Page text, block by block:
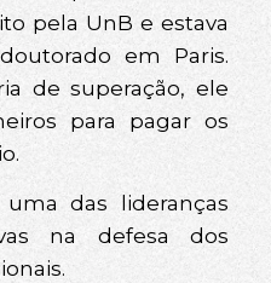
pela UnB e estava
em Paris.
de superação, ele
para pagar os
das lideranças
na defesa dos